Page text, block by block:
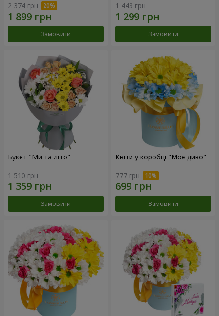
2 374 грн
Замовити
1 443 грн
Замовити
Букет "Ми та літо"
1 510 грн
Замовити
Квіти у коробці "Моє диво"
777 грн
Замовити